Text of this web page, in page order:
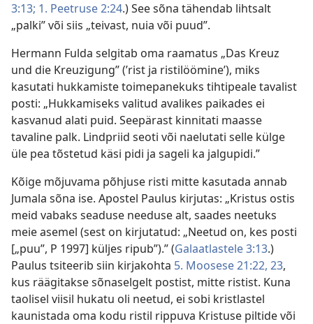
3:13; 1. Peetruse 2:24.) See sõna tähendab lihtsalt
„palki” või siis „teivast, nuia või puud”.
Hermann Fulda selgitab oma raamatus „Das Kreuz
und die Kreuzigung” (’rist ja ristilöömine’), miks
kasutati hukkamiste toimepanekuks tihtipeale tavalist
posti: „Hukkamiseks valitud avalikes paikades ei
kasvanud alati puid. Seepärast kinnitati maasse
tavaline palk. Lindpriid seoti või naelutati selle külge
üle pea tõstetud käsi pidi ja sageli ka jalgupidi.”
Kõige mõjuvama põhjuse risti mitte kasutada annab
Jumala sõna ise. Apostel Paulus kirjutas: „Kristus ostis
meid vabaks seaduse needuse alt, saades neetuks
meie asemel (sest on kirjutatud: „Neetud on, kes posti
[„puu”, P 1997] küljes ripub”).” (Galaatlastele 3:13.)
Paulus tsiteerib siin kirjakohta 5. Moosese 21:22, 23,
kus räägitakse sõnaselgelt postist, mitte ristist. Kuna
taolisel viisil hukatu oli neetud, ei sobi kristlastel
kaunistada oma kodu ristil rippuva Kristuse piltide või